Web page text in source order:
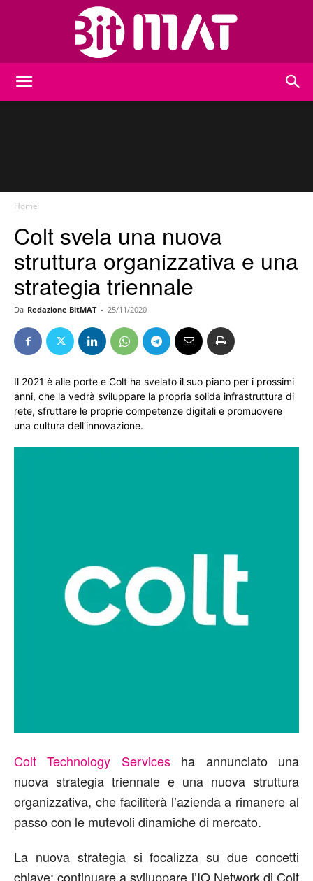
Home
Colt svela una nuova
struttura organizzativa e una
strategia triennale
Da Redazione BitMAT - 25/11/2020
Il 2021 è alle porte e Colt ha svelato il suo piano per i prossimi
anni, che la vedrà sviluppare la propria solida infrastruttura di
rete, sfruttare le proprie competenze digitali e promuovere
una cultura dell’innovazione.
Colt Technology Servicesha annunciato una
nuova strategia triennale e una nuova struttura
organizzativa, che faciliterà l’azienda a rimanere al
passo con le mutevoli dinamiche di mercato.
La nuova strategia si focalizza su due concetti
chiave: continuare a sviluppare l’IQ Network di Colt